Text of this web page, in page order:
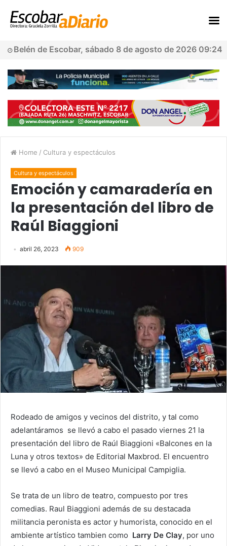
Belén de Escobar, sábado 8 de agosto de 2026 09:24
Home / Cultura y espectáculos
Cultura y espectáculos
Emoción y camaradería en
la presentación del libro de
Raúl Biaggioni
abril 26, 2023 909
Rodeado de amigos y vecinos del distrito, y tal como
adelantáramos se llevó a cabo el pasado viernes 21 la
presentación del libro de Raúl Biaggioni «Balcones en la
Luna y otros textos» de Editorial Maxbrod. El encuentro
se llevó a cabo en el Museo Municipal Campiglia.
Se trata de un libro de teatro, compuesto por tres
comedias. Raul Biaggioni además de su destacada
militancia peronista es actor y humorista, conocido en el
ambiente artístico tambien como Larry De Clay, por uno